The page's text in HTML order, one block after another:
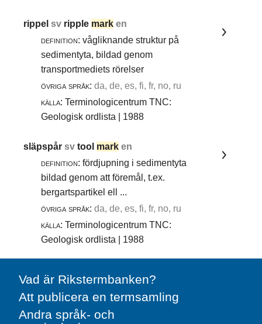
rippelsv ripple mark en
definition: vågliknande struktur på
sedimentyta, bildad genom
transportmediets rörelser
övriga språk: da, de, es, fi, fr, no, ru
källa: Terminologicentrum TNC:
Geologisk ordlista | 1988
släpspårsvtool mark en
definition: fördjupning i sedimentyta
bildad genom att föremål, t.ex.
bergartspartikel ell ...
övriga språk: da, de, es, fi, fr, no, ru
källa: Terminologicentrum TNC:
Geologisk ordlista | 1988
Vad är Rikstermbanken?
Att publicera en termsamling
Andra språk- och